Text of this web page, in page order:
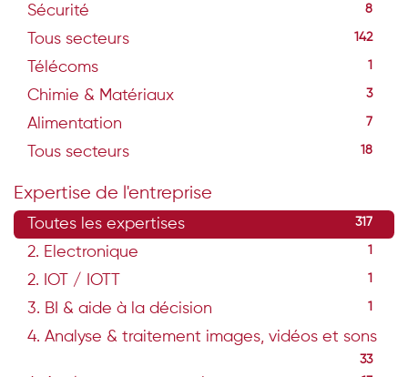
Sécurité 8
Tous secteurs 142
Télécoms 1
Chimie & Matériaux 3
Alimentation 7
Tous secteurs 18
Expertise de l'entreprise
Toutes les expertises 317
2. Electronique 1
2. IOT / IOTT 1
3. BI & aide à la décision 1
4. Analyse & traitement images, vidéos et sons
33